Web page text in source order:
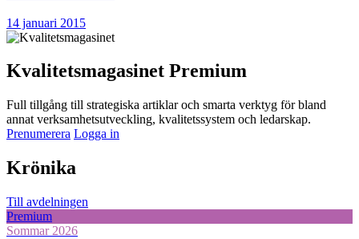
14 januari 2015
Kvalitetsmagasinet Premium
Full tillgång till strategiska artiklar och smarta verktyg för bland
annat verksamhetsutveckling, kvalitetssystem och ledarskap.
Prenumerera Logga in
Krönika
Till avdelningen
Premium
Sommar 2026